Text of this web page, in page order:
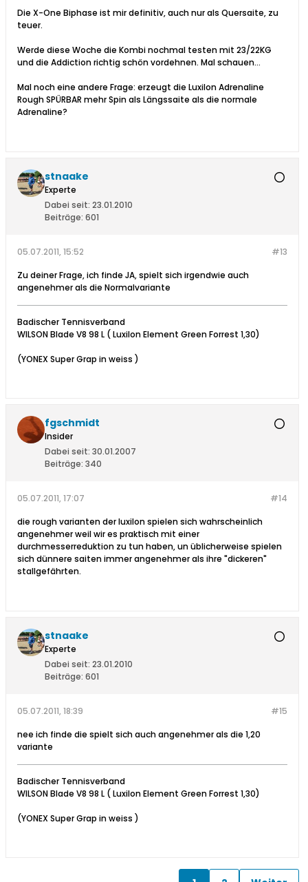
Die X-One Biphase ist mir definitiv, auch nur als Quersaite, zu
teuer.
Werde diese Woche die Kombi nochmal testen mit 23/22KG
und die Addiction richtig schön vordehnen. Mal schauen...
Mal noch eine andere Frage: erzeugt die Luxilon Adrenaline
Rough SPÜRBAR mehr Spin als Längssaite als die normale
Adrenaline?
stnaake
Experte
Dabei seit: 23.01.2010
Beiträge: 601
#13
05.07.2011, 15:52
Zu deiner Frage, ich finde JA, spielt sich irgendwie auch
angenehmer als die Normalvariante
Badischer Tennisverband
WILSON Blade V8 98 L ( Luxilon Element Green Forrest 1,30)
(YONEX Super Grap in weiss )
fgschmidt
Insider
Dabei seit: 30.01.2007
Beiträge: 340
#14
05.07.2011, 17:07
die rough varianten der luxilon spielen sich wahrscheinlich
angenehmer weil wir es praktisch mit einer
durchmesserreduktion zu tun haben, un üblicherweise spielen
sich dünnere saiten immer angenehmer als ihre "dickeren"
stallgefährten.
stnaake
Experte
Dabei seit: 23.01.2010
Beiträge: 601
#15
05.07.2011, 18:39
nee ich finde die spielt sich auch angenehmer als die 1,20
variante
Badischer Tennisverband
WILSON Blade V8 98 L ( Luxilon Element Green Forrest 1,30)
(YONEX Super Grap in weiss )